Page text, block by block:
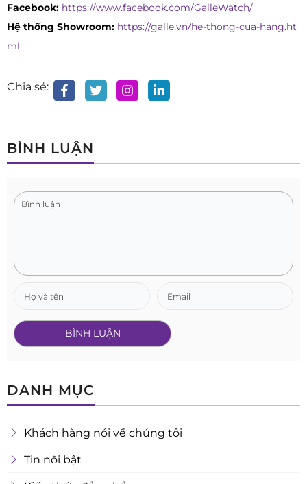
Facebook: https://www.facebook.com/GalleWatch/
Hệ thống Showroom: https://galle.vn/he-thong-cua-hang.ht
ml
Chia sẻ:
BÌNH LUẬN
DANH MỤC
Khách hàng nói về chúng tôi
Tin nổi bật